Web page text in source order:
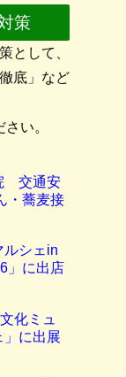
策
として、
底」など
い。
交通安
・蕎麦接
ルシェin
」に出店
化ミュ
」に出展